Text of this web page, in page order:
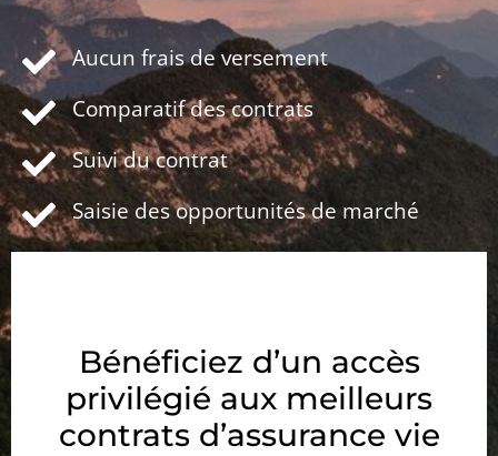
Aucun frais de versement
Comparatif des contrats
Suivi du contrat
Saisie des opportunités de marché
Bénéficiez d’un accès
privilégié aux meilleurs
contrats d’assurance vie